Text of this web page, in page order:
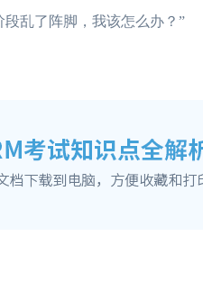
乱了阵脚，我该怎么办？”